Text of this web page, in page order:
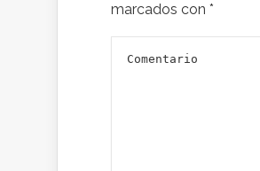
marcados con *